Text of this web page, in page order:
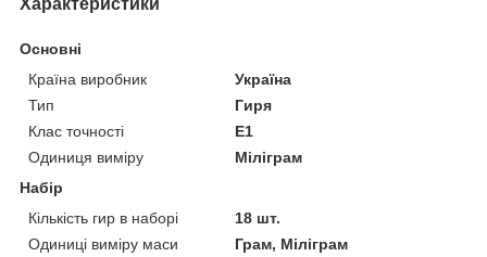
Основні
Країна виробник
Україна
Тип
Гиря
Клас точності
Е1
Одиниця виміру
Міліграм
Набір
Кількість гир в наборі
18 шт.
Одиниці виміру маси
Грам, Міліграм